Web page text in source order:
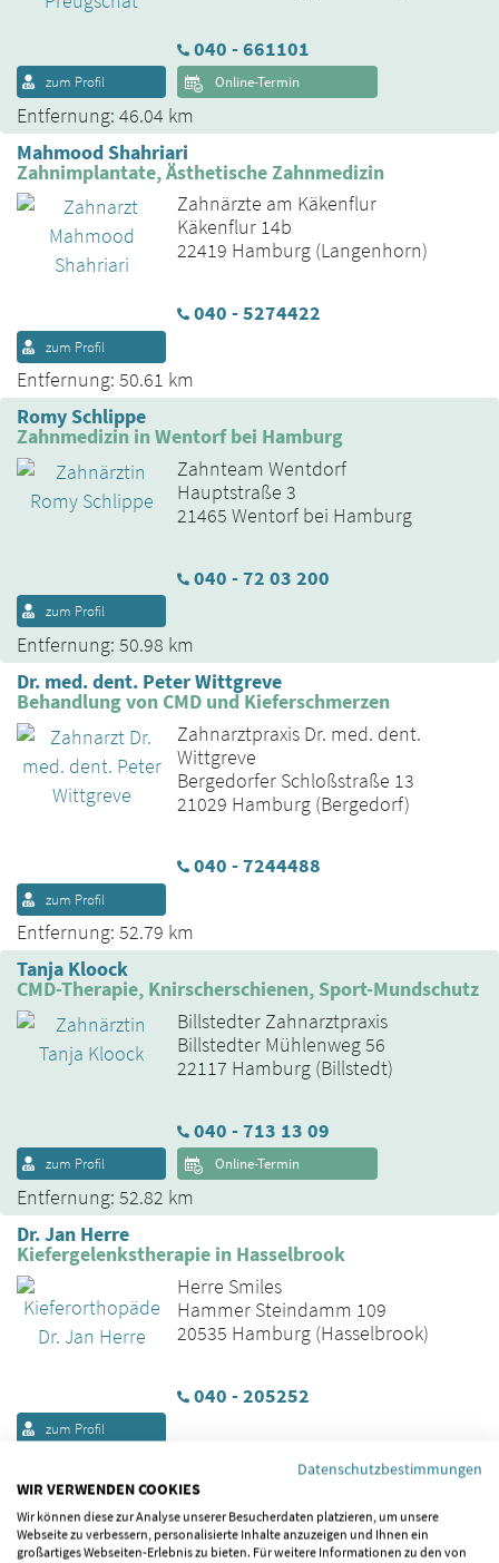
040 - 661101
Entfernung: 46.04 km
zum Profil Online-Termin
Mahmood Shahriari
Zahnimplantate, Ästhetische Zahnmedizin
Zahnärzte am Käkenflur
Käkenflur 14b
22419 Hamburg (Langenhorn)
040 - 5274422
Entfernung: 50.61 km
zum Profil
Romy Schlippe
Zahnmedizin in Wentorf bei Hamburg
Zahnteam Wentdorf
Hauptstraße 3
21465 Wentorf bei Hamburg
040 - 72 03 200
Entfernung: 50.98 km
zum Profil
Dr. med. dent. Peter Wittgreve
Behandlung von CMD und Kieferschmerzen
Zahnarztpraxis Dr. med. dent.
Wittgreve
Bergedorfer Schloßstraße 13
21029 Hamburg (Bergedorf)
040 - 7244488
Entfernung: 52.79 km
zum Profil
Tanja Kloock
CMD-Therapie, Knirscherschienen, Sport-Mundschutz
Billstedter Zahnarztpraxis
Billstedter Mühlenweg 56
22117 Hamburg (Billstedt)
040 - 713 13 09
Entfernung: 52.82 km
zum Profil Online-Termin
Dr. Jan Herre
Kiefergelenkstherapie in Hasselbrook
Herre Smiles
Hammer Steindamm 109
20535 Hamburg (Hasselbrook)
040 - 205252
zum Profil
Dr. Matthias Faber
CMD-Therapie auf der Kieler Straße
Praxis für Implantologie und
Datenschutzbestimmungen
WIR VERWENDEN COOKIES
Wir können diese zur Analyse unserer Besucherdaten platzieren, um unsere
Webseite zu verbessern, personalisierte Inhalte anzuzeigen und Ihnen ein
großartiges Webseiten-Erlebnis zu bieten. Für weitere Informationen zu den von